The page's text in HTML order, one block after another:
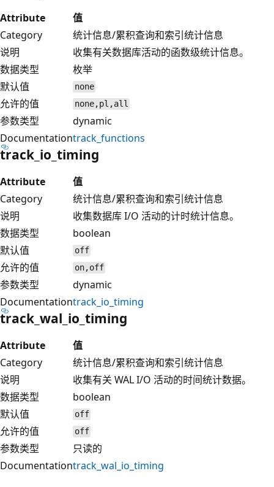
Attribute
值
Category
统计信息/累积查询和索引统计信息
说明
收集有关数据库活动的函数级统计信息。
数据类型
枚举
默认值
none
允许的值 none,pl,all
参数类型
dynamic
Documentationtrack_functions
track_io_timing
Attribute
值
Category
统计信息/累积查询和索引统计信息
说明
收集数据库 I/O 活动的计时统计信息。
数据类型
boolean
默认值
off
允许的值 on,off
参数类型
dynamic
Documentationtrack_io_timing
track_wal_io_timing
Attribute
值
Category
统计信息/累积查询和索引统计信息
说明
收集有关 WAL I/O 活动的时间统计数据。
数据类型
boolean
默认值
off
允许的值 off
参数类型
只读的
Documentationtrack_wal_io_timing